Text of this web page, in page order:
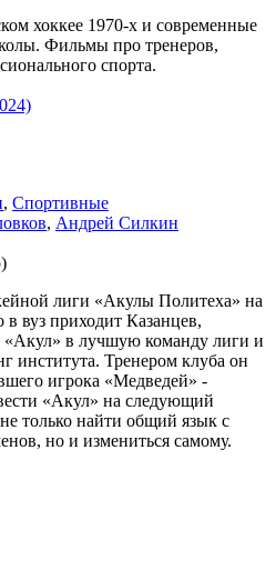
хоккее 1970-х и современные
Фильмы про тренеров,
спорта.
, Спортивные
, Андрей Силкин
лиги «Акулы Политеха» на
вуз приходит Казанцев,
«Акул» в лучшую команду лиги и
института. Тренером клуба он
игрока «Медведей» -
«Акул» на следующий
только найти общий язык с
но и измениться самому.